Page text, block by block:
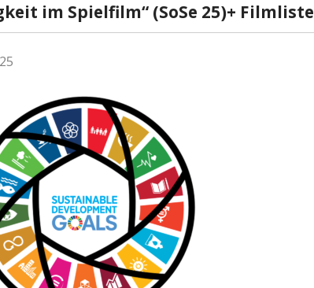
im Spielfilm“ (SoSe 25)+ Filmliste